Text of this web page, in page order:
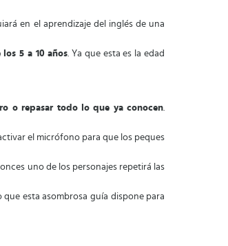
en el aprendizaje del inglés de una
5 a 10 años. Ya que esta es la edad
o repasar todo lo que ya conocen.
el micrófono para que los peques
uno de los personajes repetirá las
esta asombrosa guía dispone para